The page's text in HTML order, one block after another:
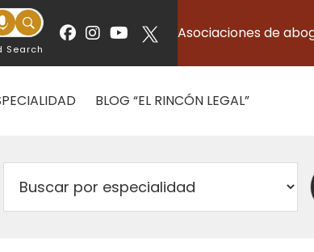
Search
Asociaciones de
BLOG “EL RINCÓN LEGAL”